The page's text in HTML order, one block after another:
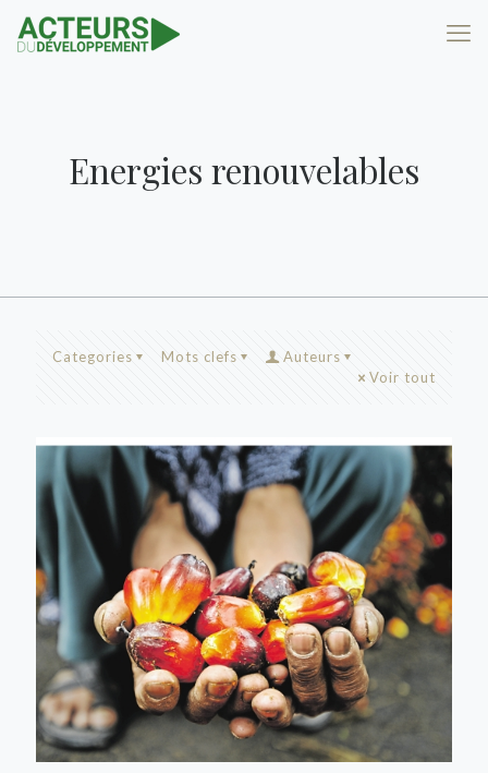
Energies renouvelables
Categories Mots clefs
Auteurs
Voir tout